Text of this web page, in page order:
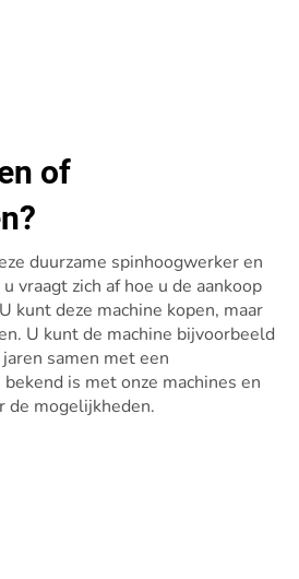
of
duurzame spinhoogwerker en
vraagt zich af hoe u de aankoop
kunt deze machine kopen, maar
U kunt de machine bijvoorbeeld
samen met een
is met onze machines en
de mogelijkheden.